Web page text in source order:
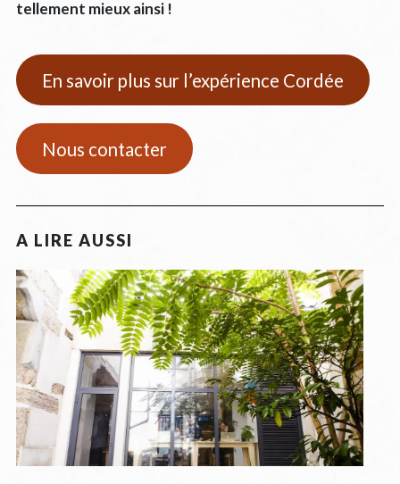
tellement mieux ainsi !
En savoir plus sur l’expérience Cordée
Nous contacter